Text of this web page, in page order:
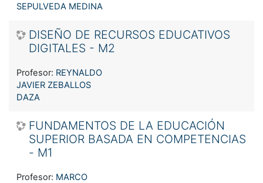
SEPULVEDA MEDINA
DISEÑO DE RECURSOS EDUCATIVOS
DIGITALES - M2
Profesor: REYNALDO
JAVIER ZEBALLOS
DAZA
FUNDAMENTOS DE LA EDUCACIÓN
SUPERIOR BASADA EN COMPETENCIAS
- M1
Profesor: MARCO